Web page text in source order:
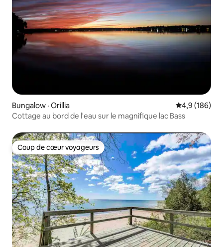
Bungalow · Orillia Note
4,9 (186)
Cottage au bord de l'eau sur le magnifique lac Bass
Coup de cœur voyageurs
Coup de cœur voyageurs